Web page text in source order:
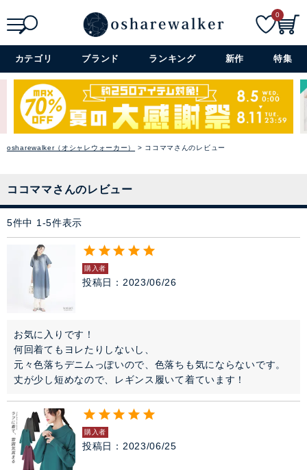
詳細検索+
0
カテゴリ ブランド ランキング 新作 特集
osharewalker（オシャレウォーカー） ココママさんのレビュー
ココママさんのレビュー
5件中 1 -5件表示
購入者
投稿日 2023/06/26
お気に入りです！
何回着てもヨレたりしないし、
元々色落ちデニムっぽいので、色落ちも気にならないです。
丈が少し短めなので、レギンス履いて着ています！
購入者
投稿日 2023/06/25